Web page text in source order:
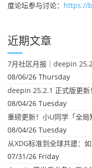
度论坛参与讨论： https://
近期文章
7月社区月报｜deepin
08/06/26 Thursday
deepin 25.2.1 正式版更新！
08/04/26 Tuesday
08/04/26 Tuesday
从XDG标准到全球共建：
07/31/26 Friday